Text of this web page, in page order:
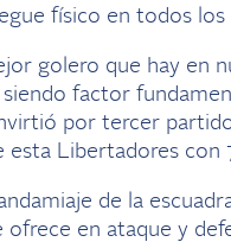
físico en todos
golero que hay en
factor
por tercer
Libertadores con
de la
en ataque y